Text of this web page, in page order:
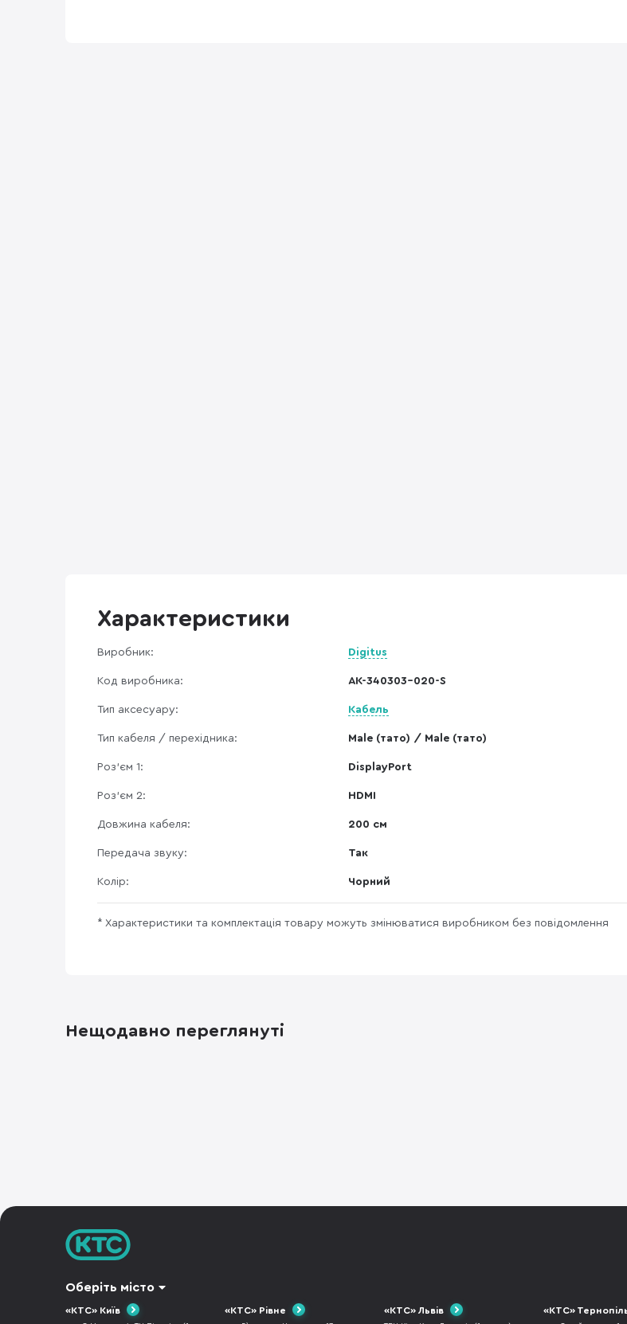
Характеристики
Виробник: Digitus
Код виробника: AK-340303-020-S
Тип аксесуару: Кабель
Тип кабеля / перехідника: Male (тато) / Male (тато)
Роз'єм 1: DisplayPort
Роз'єм 2: HDMI
Довжина кабеля: 200 см
Передача звуку: Так
Колір: Чорний
* Характеристики та комплектація товару можуть змінюватися виробником без повідомлення
Нещодавно переглянуті
Оберіть місто
«КТС» Київ «КТС» Рівне «КТС» Львів «КТС»